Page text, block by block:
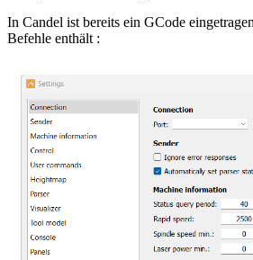
In Candel ist bereits ein GCode
Befehle enthält :